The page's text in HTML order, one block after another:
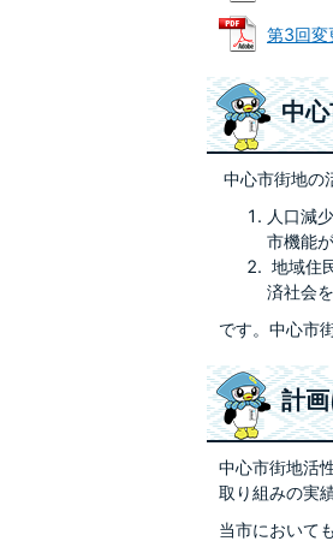
第3回変
中
中心市街地の
人口減
市機能
地域住
済社会
です。中心市
計
中心市街地活
取り組みの実
当市において